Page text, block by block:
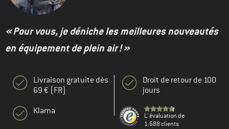
« Pour vous, je déniche les meilleures nouveautés
en équipement de plein air ! »
Livraison gratuite dès
69 € (FR)
Klarna
Droit de retour de 100
jours
L' évaluation de
1.688 clients